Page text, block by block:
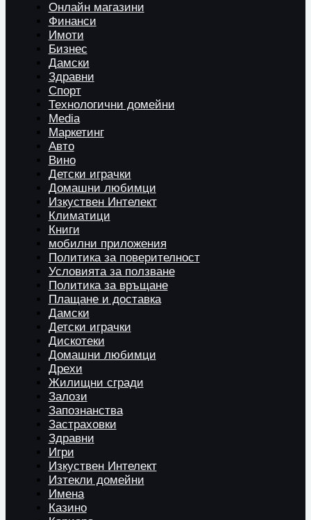
Онлайн магазини
Финанси
Имоти
Бизнес
Дамски
Здравни
Спорт
Технологични домейни
Media
Маркетинг
Авто
Вино
Детски играчки
Домашни любимци
Изкуствен Интелект
Климатици
Книги
мобилни приложения
Политика за поверителност
Условията за ползване
Политика за връщане
Плащане и доставка
Дамски
Детски играчки
Дискотеки
Домашни любимци
Дрехи
Жилищни сгради
Залози
Запознанства
Застраховки
Здравни
Игри
Изкуствен Интелект
Изтекли домейни
Имена
Казино